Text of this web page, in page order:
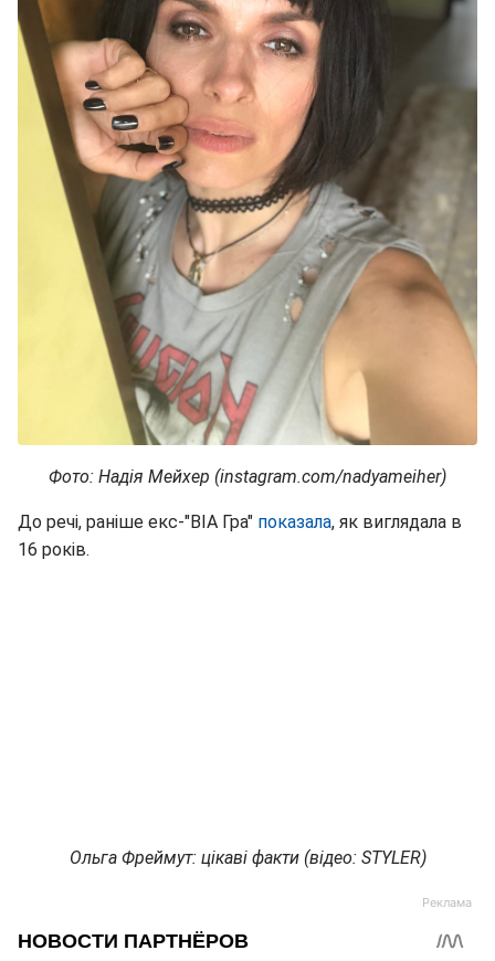
Фото: Надія Мейхер (instagram.com/nadyameiher)
До речі, раніше екс-"ВІА Гра" показала, як виглядала в
16 років.
Ольга Фреймут: цікаві факти (відео: STYLER)